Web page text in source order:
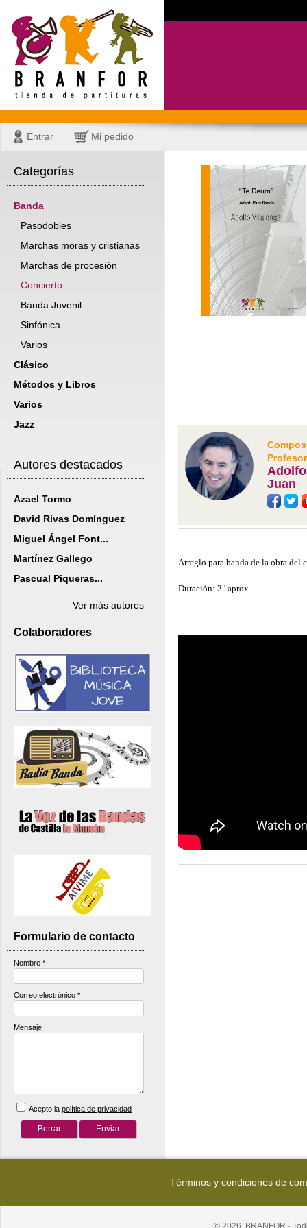
Entrar Mi pedido
Categorías
Banda
Pasodobles
Marchas moras y cristianas
Marchas de procesión
Concierto
Banda Juvenil
Sinfónica
Varios
Clásico
Métodos y Libros
Varios
Jazz
Autores destacados
Azael Tormo
David Rivas Domínguez
Miguel Ángel Font...
Martínez Gallego
Pascual Piqueras...
Ver más autores
Colaboradores
Formulario de contacto
Nombre *
Correo electrónico *
Mensaje
Acepto la política de privacidad
Profesor
Juan
Arreglo para banda de la obra del
Duración: 2 ' aprox.
Términos y condiciones de
© 2026, BRANFOR ·